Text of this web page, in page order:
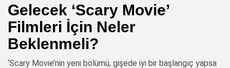
Gelecek ‘Scary Movie’
Filmleri İçin Neler
Beklenmeli?
‘Scary Movie’nin yeni bölümü, gişede iyi bir başlangıç yapsa